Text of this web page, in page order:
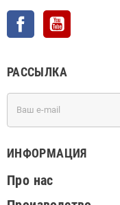
Facebook
РАССЫЛКА
ИНФОРМАЦИЯ
Про нас